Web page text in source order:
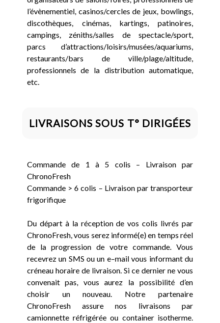
l’évènementiel, casinos/cercles de jeux, bowlings,
discothèques, cinémas, kartings, patinoires,
campings, zéniths/salles de spectacle/sport,
parcs d’attractions/loisirs/musées/aquariums,
restaurants/bars de ville/plage/altitude,
professionnels de la distribution automatique,
etc.
LIVRAISONS SOUS T° DIRIGÉES
Commande de 1 à 5 colis – Livraison par
ChronoFresh
Commande > 6 colis – Livraison par transporteur
frigorifique
Du départ à la réception de vos colis livrés par
ChronoFresh, vous serez informé(e) en temps réel
de la progression de votre commande. Vous
recevrez un SMS ou un e–mail vous informant du
créneau horaire de livraison. Si ce dernier ne vous
convenait pas, vous aurez la possibilité d’en
choisir un nouveau. Notre partenaire
ChronoFresh assure nos livraisons par
camionnette réfrigérée ou container isotherme.